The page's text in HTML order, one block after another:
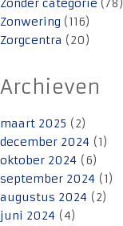
Zonder categorie (78)
Zonwering (116)
Zorgcentra (20)
Archieven
maart 2025 (2)
december 2024 (1)
oktober 2024 (6)
september 2024 (1)
augustus 2024 (2)
juni 2024 (4)